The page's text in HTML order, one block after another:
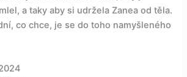
a taky aby si udržela Zanea od těla.
co chce, je se do toho namyšleného